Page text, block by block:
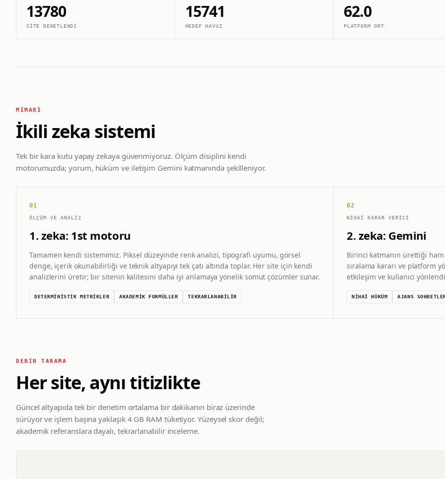
13780
SITE DENETLENDI
15741
HEDEF HAVUZ
62.0
PLATFORM ORT.
MIMARI
İkili zeka sistemi
Tek bir kara kutu yapay zekaya güvenmiyoruz. Ölçüm disiplini kendi
motorumuzda; yorum, hüküm ve iletişim Gemini katmanında şekilleniyor.
01
ÖLÇÜM VE ANALIZ
1. zeka: 1st motoru
Tamamen kendi sistemimiz. Piksel düzeyinde renk analizi, tipografi uyumu, görsel
denge, içerik okunabilirliği ve teknik altyapıyı tek çatı altında toplar. Her site için kendi
analizlerini üretir; bir sitenin kalitesini daha iyi anlamaya yönelik somut çözümler sunar.
DETERMINISTIK METRIKLER AKADEMIK FORMÜLLER TEKRARLANABILIR
02
NIHAI KARAR VERICI
2. zeka: Gemini
Birinci katmanın ürettiği
sıralama kararı ve platform
etkileşim ve kullanıcı
NIHAI HÜKÜM AJANS
DERIN TARAMA
Her site, aynı titizlikte
Güncel altyapıda tek bir denetim ortalama bir dakikanın biraz üzerinde
sürüyor ve işlem başına yaklaşık 4 GB RAM tüketiyor. Yüzeysel skor değil;
akademik referanslara dayalı, tekrarlanabilir inceleme.